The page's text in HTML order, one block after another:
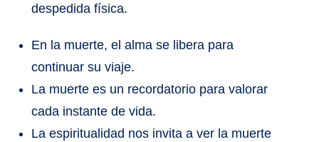
despedida física.
En la muerte, el alma se libera para
continuar su viaje.
La muerte es un recordatorio para valorar
cada instante de vida.
La espiritualidad nos invita a ver la muerte